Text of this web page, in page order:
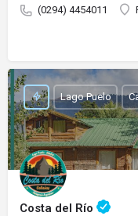
(0294) 4454011
Costa del Río
Lago Puelo